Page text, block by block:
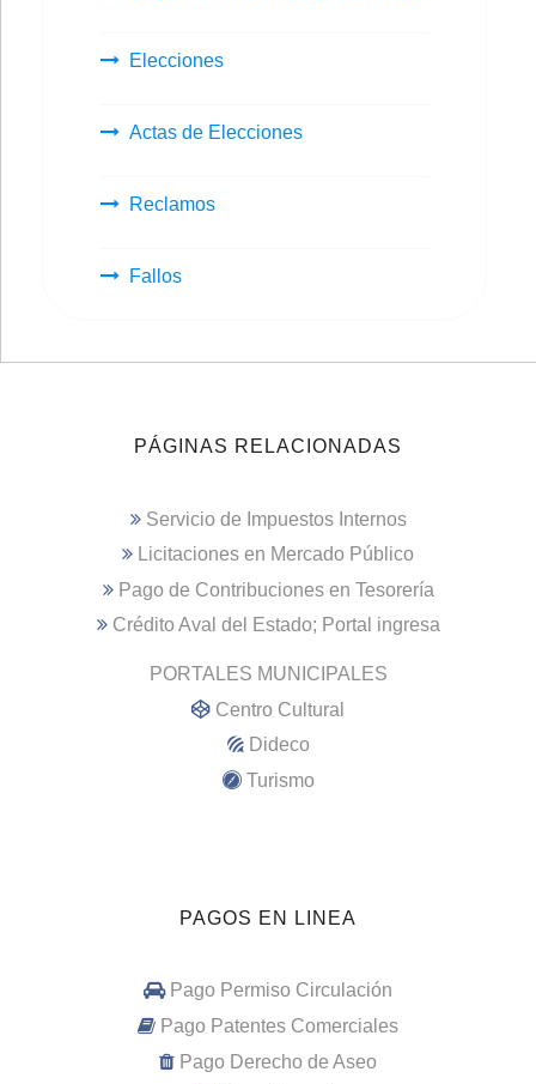
Elecciones
Actas de Elecciones
Reclamos
Fallos
PÁGINAS RELACIONADAS
Servicio de Impuestos Internos
Licitaciones en Mercado Público
Pago de Contribuciones en Tesorería
Crédito Aval del Estado; Portal ingresa
PORTALES MUNICIPALES
Centro Cultural
Dideco
Turismo
PAGOS EN LINEA
Pago Permiso Circulación
Pago Patentes Comerciales
Pago Derecho de Aseo